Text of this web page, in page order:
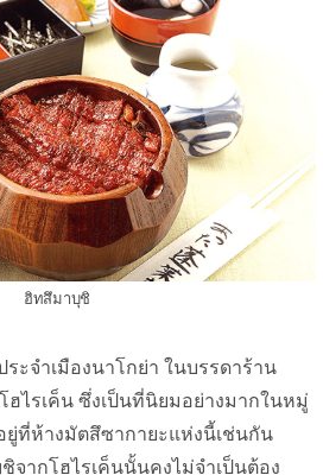
ฮิทสึมาบุชิ
ะจำเมืองนาโกย่า ในบรรดาร้าน
ฮไรเค็น ซึ่งเป็นที่นิยมอย่างมากในหมู่
ยู่ที่ห้างมัตสึซากายะแห่งนี้เช่นกัน
ากโฮไรเค็นนั้นคงไม่จำเป็นต้อง